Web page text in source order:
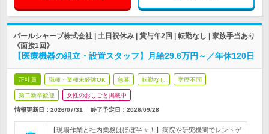
パールシャープ株式会社 | 土日祝休み | 賞与年2回 | 転勤なし | 家族手当あり
《面接1回》
【医療機器の組立・設置スタッフ】月給29.6万円～／年休120日
正社員 職種・業種未経験OK 急募 転勤なし 学歴不問
第二新卒歓迎 女性のおしごと掲載中
情報更新日：2026/07/31 終了予定日： 2026/09/28
【現場作業と社内業務はほぼ半々！】病院や研究機関でレントゲ